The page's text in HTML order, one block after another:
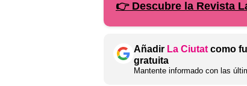
👉 Descubre la Revista
Añadir La Ciutat como
gratuita
Mantente informado con las